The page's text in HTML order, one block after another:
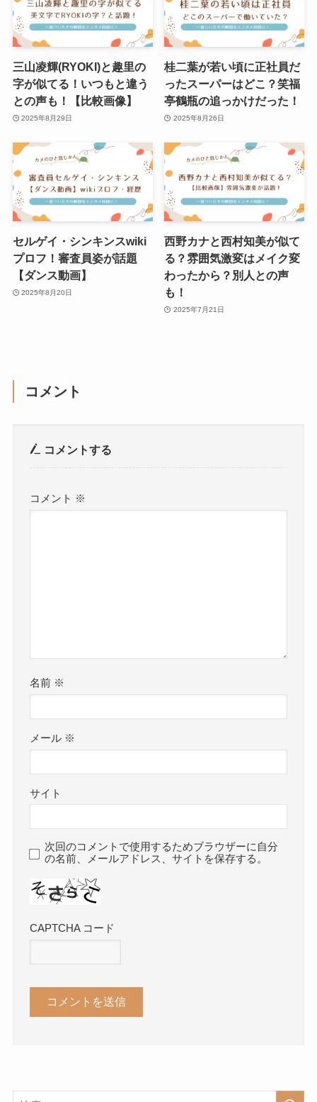
三山凌輝(RYOKI)と趣里の
字が似てる！いつもと違う
との声も！【比較画像】
2025年8月29日
桂二葉が若い頃に正社員だ
ったスーパーはどこ？笑福
亭鶴瓶の追っかけだった！
2025年8月26日
セルゲイ・シンキンスwiki
プロフ！審査員姿が話題
【ダンス動画】
2025年8月20日
西野カナと西村知美が似て
る？雰囲気激変はメイク変
わったから？別人との声
も！
2025年7月21日
コメント
コメントする
コメント ※
名前 ※
メール ※
サイト
次回のコメントで使用するためブラウザーに自分
の名前、メールアドレス、サイトを保存する。
CAPTCHA コード